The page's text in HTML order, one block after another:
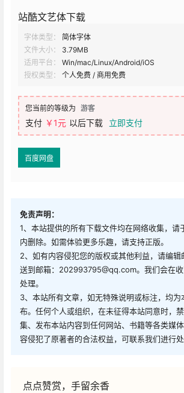
站酷文艺体下载
字体类型：
简体字体
文件大小：
3.79MB
适用平台：
Win/mac/Linux/Android/iOS
授权类型：
个人免费 / 商用免费
您当前的等级为 游客
支付 ￥1元 以后下载 立即支付
百度网盘
免责声明：
1、本站提供的所有下载文件均在网络收集，请
内删除。如需体验更多乐趣，请支持正版。
2、如有内容侵犯您的版权或其他利益，请编辑
送到邮箱：202993795@qq.com。我们会在
处理。
3、本站所有文章，如无特殊说明或标注，均为
布。任何个人或组织，在未征得本站同意时，
集、发布本站内容到任何网站、书籍等各类媒
容侵犯了原著者的合法权益，可联系我们进行处
点点赞赏，手留余香